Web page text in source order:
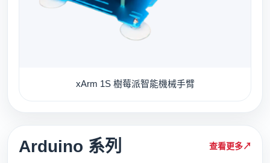
xArm 1S 樹莓派智能機械手臂
Arduino 系列 查看更多↗